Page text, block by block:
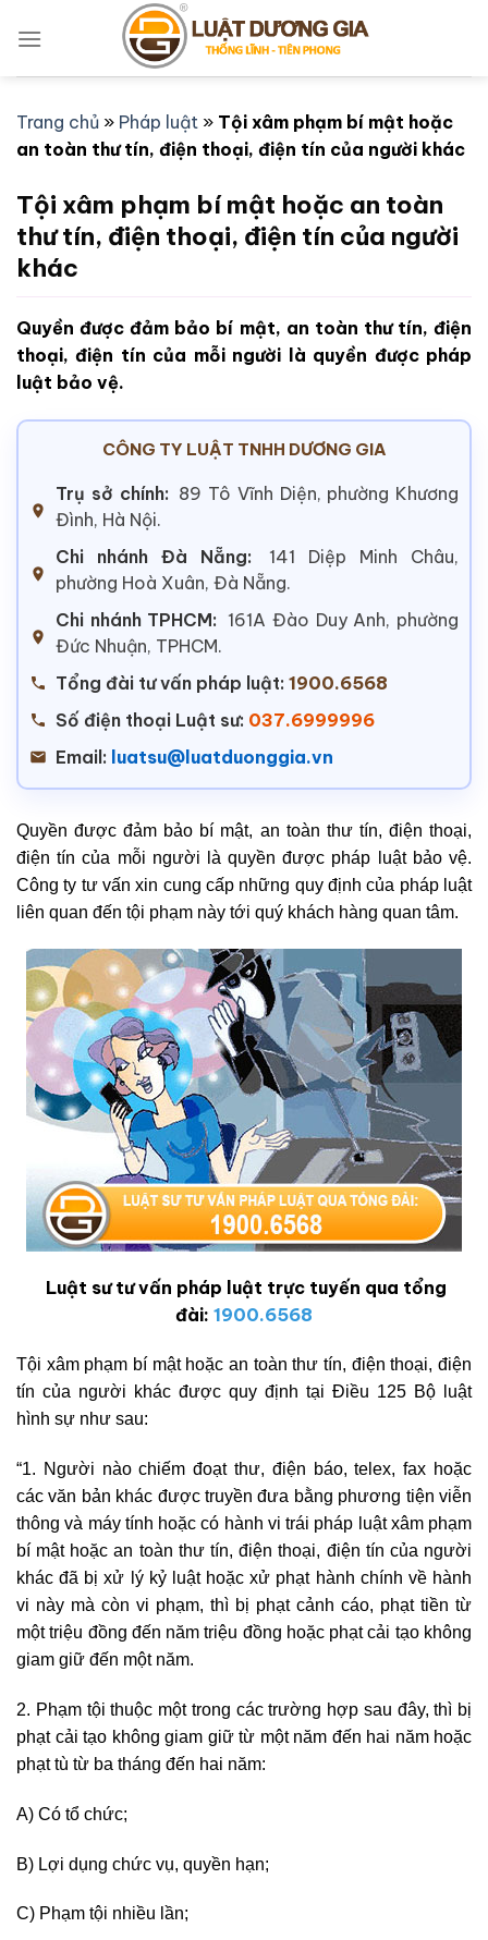
qua
Trang chủ » Pháp luật » Tội xâm phạm bí mật hoặc
an toàn thư tín, điện thoại, điện tín của người khác
Tội xâm phạm bí mật hoặc an toàn
thư tín, điện thoại, điện tín của người
khác
Quyền được đảm bảo bí mật, an toàn thư tín, điện
thoại, điện tín của mỗi người là quyền được pháp
luật bảo vệ.
CÔNG TY LUẬT TNHH DƯƠNG GIA
Trụ sở chính: 89 Tô Vĩnh Diện, phường Khương
Đình, Hà Nội.
Chi nhánh Đà Nẵng:
141 Diệp Minh Châu,
phường Hoà Xuân, Đà Nẵng.
Chi nhánh TPHCM: 161A Đào Duy Anh, phường
Đức Nhuận, TPHCM.
Tổng đài tư vấn pháp luật: 1900.6568
Số điện thoại Luật sư: 037.6999996
Email: luatsu@luatduonggia.vn
Quyền được đảm bảo bí mật, an toàn thư tín, điện thoại,
điện tín của mỗi người là quyền được pháp luật bảo vệ.
Công ty tư vấn xin cung cấp những quy định của pháp luật
liên quan đến tội phạm này tới quý khách hàng quan tâm.
Luật sư tư vấn pháp luật trực tuyến qua tổng
đài: 1900.6568
Tội xâm phạm bí mật hoặc an toàn thư tín, điện thoại, điện
tín của người khác được quy định tại Điều 125 Bộ luật
hình sự như sau:
“1. Người nào chiếm đoạt thư, điện báo, telex, fax hoặc
các văn bản khác được truyền đưa bằng phương tiện viễn
thông và máy tính hoặc có hành vi trái pháp luật xâm phạm
bí mật hoặc an toàn thư tín, điện thoại, điện tín của người
khác đã bị xử lý kỷ luật hoặc xử phạt hành chính về hành
vi này mà còn vi phạm, thì bị phạt cảnh cáo, phạt tiền từ
một triệu đồng đến năm triệu đồng hoặc phạt cải tạo không
giam giữ đến một năm.
2. Phạm tội thuộc một trong các trường hợp sau đây, thì bị
phạt cải tạo không giam giữ từ một năm đến hai năm hoặc
phạt tù từ ba tháng đến hai năm:
A) Có tổ chức;
B) Lợi dụng chức vụ, quyền hạn;
C) Phạm tội nhiều lần;